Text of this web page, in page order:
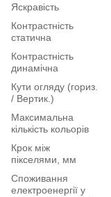
Яскравість
Контрастність
статична
Контрастність
динамічна
Кути огляду (гориз.
/ Вертик.)
Максимальна
кількість кольорів
Крок між
пікселями, мм
Споживання
електроенергії у